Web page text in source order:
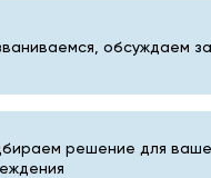
обсуждаем
решение для